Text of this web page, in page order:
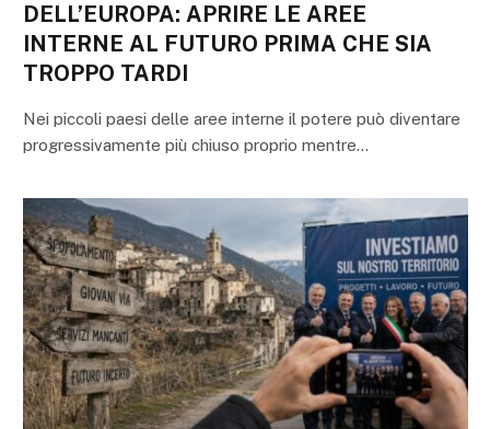
DELL’EUROPA: APRIRE LE AREE
INTERNE AL FUTURO PRIMA CHE SIA
TROPPO TARDI
Nei piccoli paesi delle aree interne il potere può diventare
progressivamente più chiuso proprio mentre…